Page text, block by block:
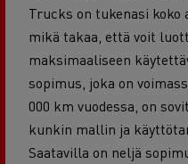
Trucks on tukenasi koko
mikä takaa, että voit
maksimaaliseen
sopimus, joka on
000 km vuodessa, on
kunkin mallin ja
Saatavilla on neljä